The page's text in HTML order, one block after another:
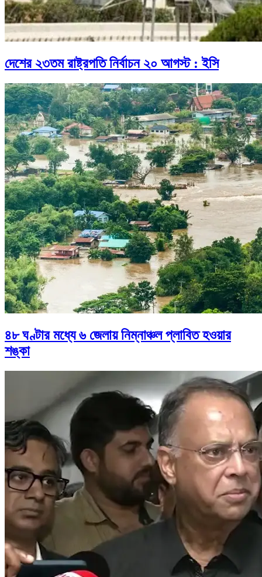
দেশের ২৩তম রাষ্ট্রপতি নির্বাচন ২০ আগস্ট : ইসি
৪৮ ঘণ্টার মধ্যে ৬ জেলায় নিম্নাঞ্চল প্লাবিত হওয়ার
শঙ্কা